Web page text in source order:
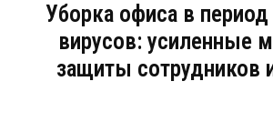
Уборка офиса в
вирусов: усиленные
защиты сотрудников